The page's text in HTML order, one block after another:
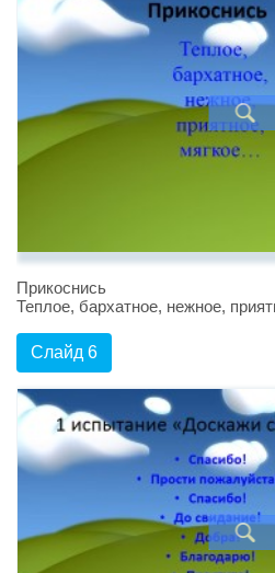
Прикоснись
Теплое, бархатное, нежное,
Слайд 6